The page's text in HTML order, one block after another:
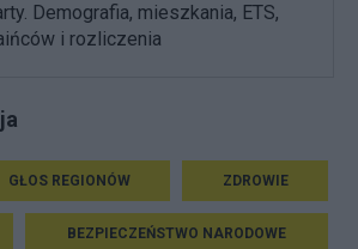
Demografia, mieszkania, ETS,
i rozliczenia
GŁOS REGIONÓW ZDROWIE
BEZPIECZEŃSTWO NARODOWE